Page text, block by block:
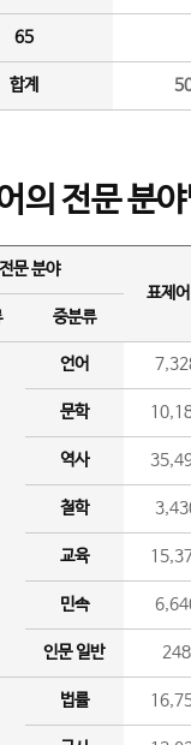
65
합계
의 전문 분
전문 분야
표제
중분류
언어
문학
역사
철학
교육
민속
인문 일반 248
법률